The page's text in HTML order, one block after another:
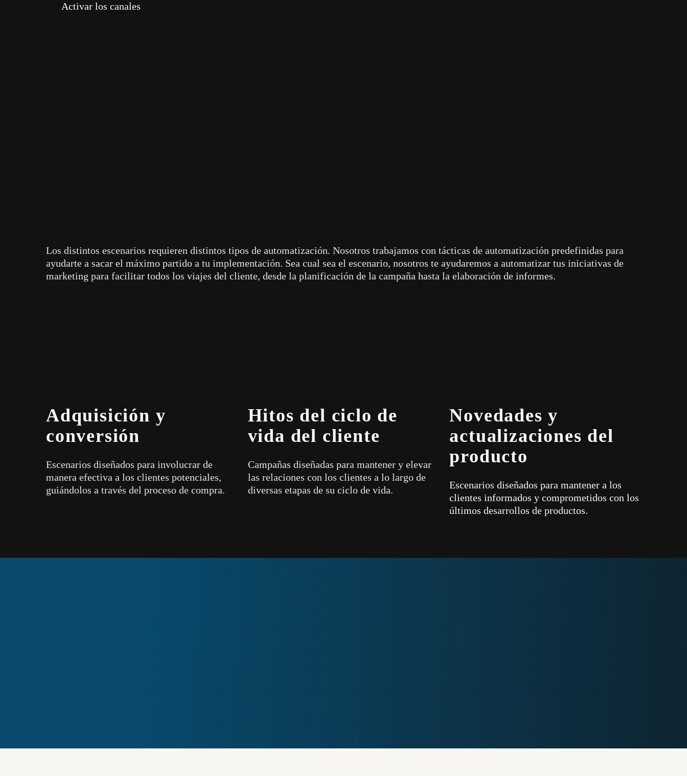
Activar los canales
De clientes con poco potencial de
captación a embajadores de marca
Los distintos escenarios requieren distintos tipos de automatización. Nosotros trabajamos con tácticas de automatización predefinidas para
ayudarte a sacar el máximo partido a tu implementación. Sea cual sea el escenario, nosotros te ayudaremos a automatizar tus iniciativas de
marketing para facilitar todos los viajes del cliente, desde la planificación de la campaña hasta la elaboración de informes.
Adquisición y
conversión
Escenarios diseñados para involucrar de
manera efectiva a los clientes potenciales,
guiándolos a través del proceso de compra.
Hitos del ciclo de
vida del cliente
Campañas diseñadas para mantener y elevar
las relaciones con los clientes a lo largo de
diversas etapas de su ciclo de vida.
Novedades y
actualizaciones del
producto
Escenarios diseñados para mantener a los
clientes informados y comprometidos con los
últimos desarrollos de productos.
de marketing líderes para nuestros clientes.